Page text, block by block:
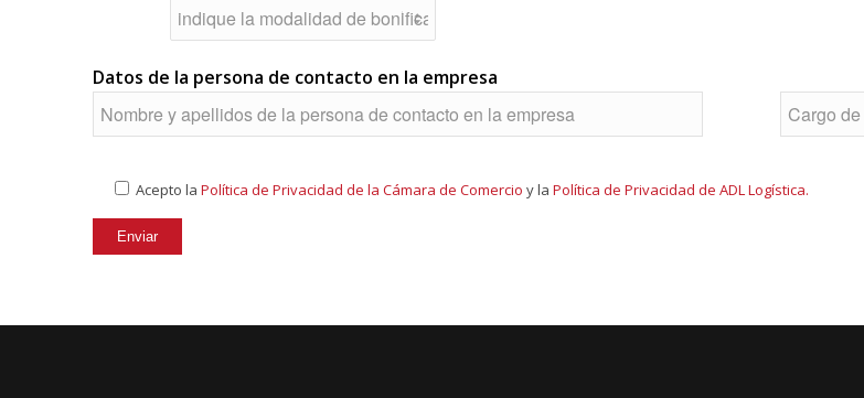
Datos de la persona de contacto en la empresa
Acepto la Política de Privacidad de la Cámara de Comercio y la Política de Privacidad de ADL Logística.